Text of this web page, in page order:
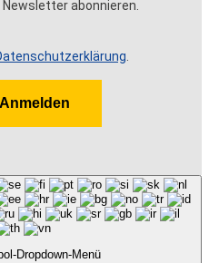
abonnieren.
Anmelden